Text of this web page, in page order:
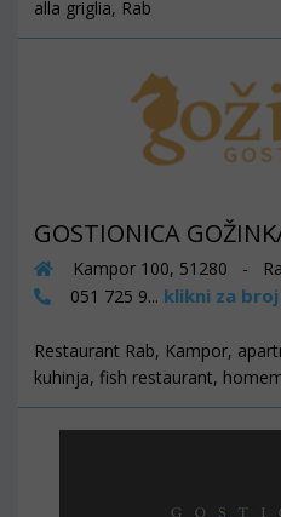
alla griglia, Rab
GOSTIONICA
Kampor 100, 51280 -
051 725 9... klikni za broj
Restaurant Rab, Kampor,
kuhinja, fish restaurant,